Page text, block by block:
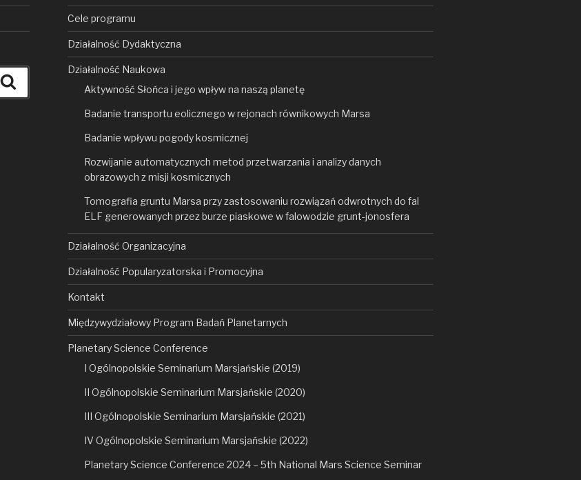
Cele programu
Działalność Dydaktyczna
Działalność Naukowa
Aktywność Słońca i jego wpływ na naszą planetę
Badanie transportu eolicznego w rejonach równikowych Marsa
Badanie wpływu pogody kosmicznej
Rozwijanie automatycznych metod przetwarzania i analizy danych
obrazowych z misji kosmicznych
Tomografia gruntu Marsa przy zastosowaniu rozwiązań odwrotnych do fal
ELF generowanych przez burze piaskowe w falowodzie grunt-jonosfera
Działalność Organizacyjna
Działalność Popularyzatorska i Promocyjna
Kontakt
Międzywydziałowy Program Badań Planetarnych
Planetary Science Conference
I Ogólnopolskie Seminarium Marsjańskie (2019)
II Ogólnopolskie Seminarium Marsjańskie (2020)
III Ogólnopolskie Seminarium Marsjańskie (2021)
IV Ogólnopolskie Seminarium Marsjańskie (2022)
Planetary Science Conference 2024 – 5th National Mars Science Seminar